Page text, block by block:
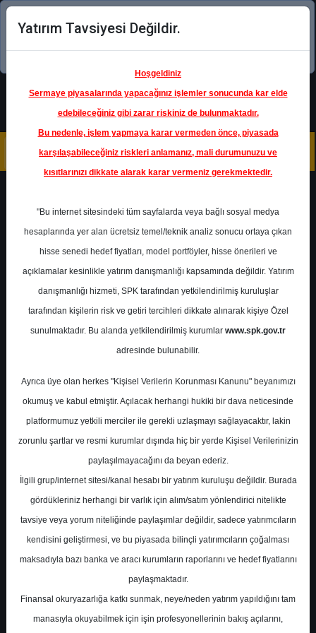
Şimdi uygulamayı indirin!
ISCTR- TÜRKİYE İŞ BANKASI
A.Ş.
Hedef Fiyat 19.80 ₺
Getiri
%60.19
1 3
En Yüksek Tahmin
Ortalama Fiyat Tahmini
Ortalama Getiri Potansiyeli
Yatırım Tavsiyesi Değildir.
Hoşgeldiniz
Sermaye piyasalarında yapacağınız işlemler sonucunda kar elde
edebileceğiniz gibi zarar riskiniz de bulunmaktadır.
Bu nedenle, işlem yapmaya karar vermeden önce, piyasada
karşılaşabileceğiniz riskleri anlamanız, mali durumunuzu ve
kısıtlarınızı dikkate alarak karar vermeniz gerekmektedir.
"Bu internet sitesindeki tüm sayfalarda veya bağlı sosyal medya
hesaplarında yer alan ücretsiz temel/teknik analiz sonucu ortaya çıkan
hisse senedi hedef fiyatları, model portföyler, hisse önerileri ve
açıklamalar kesinlikle yatırım danışmanlığı kapsamında değildir. Yatırım
danışmanlığı hizmeti, SPK tarafından yetkilendirilmiş kuruluşlar
tarafından kişilerin risk ve getiri tercihleri dikkate alınarak kişiye Özel
sunulmaktadır. Bu alanda yetkilendirilmiş kurumlar www.spk.gov.tr
adresinde bulunabilir.
Ayrıca üye olan herkes "Kişisel Verilerin Korunması Kanunu" beyanımızı
okumuş ve kabul etmiştir. Açılacak herhangi hukiki bir dava neticesinde
platformumuz yetkili merciler ile gerekli uzlaşmayı sağlayacaktır, lakin
zorunlu şartlar ve resmi kurumlar dışında hiç bir yerde Kişisel Verilerinizin
paylaşılmayacağını da beyan ederiz.
İlgili grup/internet sitesi/kanal hesabı bir yatırım kuruluşu değildir. Burada
gördükleriniz herhangi bir varlık için alım/satım yönlendirici nitelikte
tavsiye veya yorum niteliğinde paylaşımlar değildir, sadece yatırımcıların
kendisini geliştirmesi, ve bu piyasada bilinçli yatırımcıların çoğalması
maksadıyla bazı banka ve aracı kurumların raporlarını ve hedef fiyatlarını
paylaşmaktadır.
Finansal okuryazarlığa katkı sunmak, neye/neden yatırım yapıldığını tam
manasıyla okuyabilmek için işin profesyonellerinin bakış açılarını,